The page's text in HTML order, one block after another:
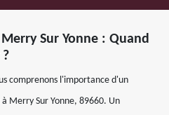
Sur Yonne : Quand
comprenons l'importance d'un
Merry Sur Yonne, 89660. Un